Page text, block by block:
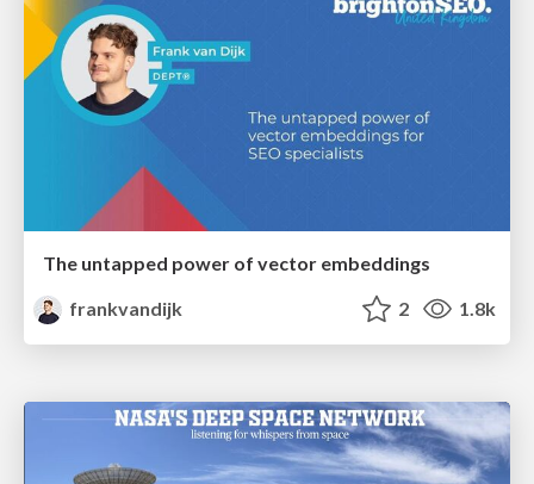
The untapped power of vector embeddings
frankvandijk
2 1.8k